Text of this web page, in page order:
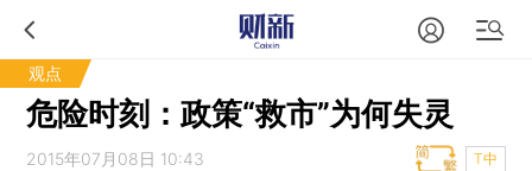
观点
危险时刻：政策“救市”为何失灵
2015年07月08日 10:43 T中